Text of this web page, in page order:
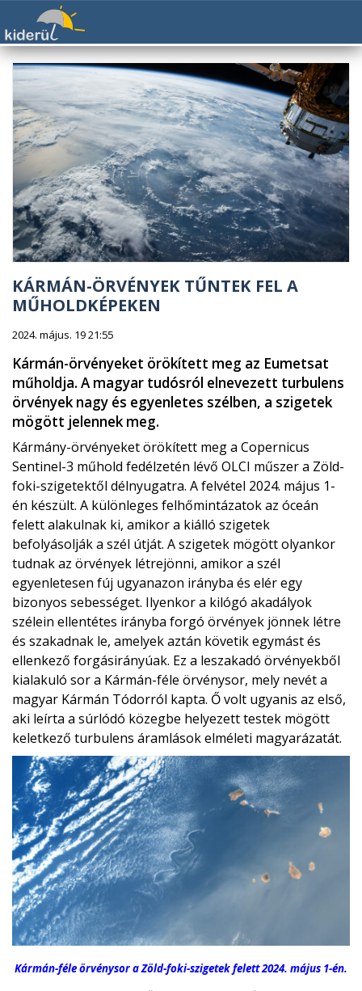
KÁRMÁN-ÖRVÉNYEK TŰNTEK FEL A
MŰHOLDKÉPEKEN
2024. május. 19 21:55
Kármán-örvényeket örökített meg az Eumetsat
műholdja. A magyar tudósról elnevezett turbulens
örvények nagy és egyenletes szélben, a szigetek
mögött jelennek meg.
Kármány-örvényeket örökített meg a Copernicus
Sentinel-3 műhold fedélzetén lévő OLCI műszer a Zöld-
foki-szigetektől délnyugatra. A felvétel 2024. május 1-
én készült. A különleges felhőmintázatok az óceán
felett alakulnak ki, amikor a kiálló szigetek
befolyásolják a szél útját. A szigetek mögött olyankor
tudnak az örvények létrejönni, amikor a szél
egyenletesen fúj ugyanazon irányba és elér egy
bizonyos sebességet. Ilyenkor a kilógó akadályok
szélein ellentétes irányba forgó örvények jönnek létre
és szakadnak le, amelyek aztán követik egymást és
ellenkező forgásirányúak. Ez a leszakadó örvényekből
kialakuló sor a Kármán-féle örvénysor, mely nevét a
magyar Kármán Tódorról kapta. Ő volt ugyanis az első,
aki leírta a súrlódó közegbe helyezett testek mögött
keletkező turbulens áramlások elméleti magyarázatát.
Kármán-féle örvénysor a Zöld-foki-szigetek felett 2024. május 1-én.